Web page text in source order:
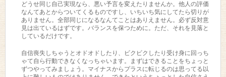
どうせ同じ自己実現なら、悪い予言を変えたりませんか。他人の評価
なんてあとからついてくるものですし、いちいち気にしてたら切りが
ありません。全部同じになるなんてことはありえません。必ず反対意
見は出ているはずです。バランスを保つために。ただ、それを見落と
しているだけです。
自信喪失しちゃうとオドオドしたり、ビクビクしたり受け身に回っち
ゃて自ら行動できなくなっちゃいます。まずはできることをちょっと
ずつやってみましょう。マイナスからプラスに転じるのは思ってる以